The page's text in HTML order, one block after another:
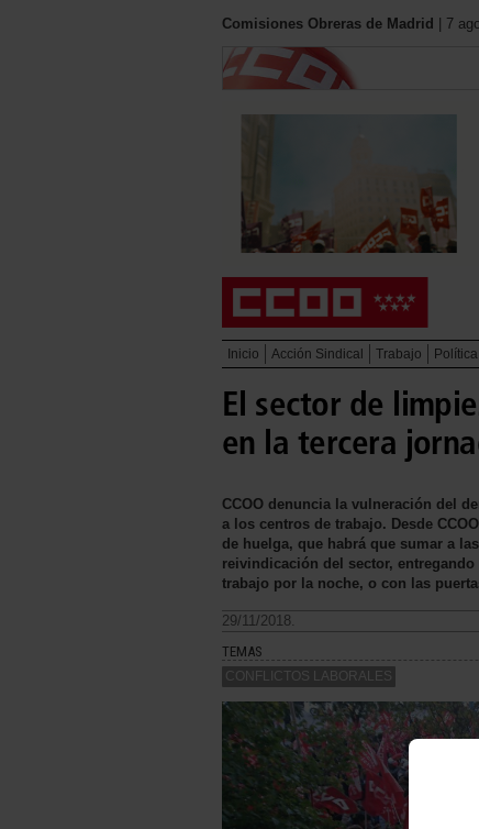
Comisiones Obreras de Madrid | 7
Inicio Acción Sindical Trabajo
El sector de
en la tercera
CCOO denuncia la vulneración del
a los centros de trabajo. Desde
de huelga, que habrá que sumar a
reivindicación del sector,
trabajo por la noche, o con las
29/11/2018.
TEMAS
CONFLICTOS LABORALES